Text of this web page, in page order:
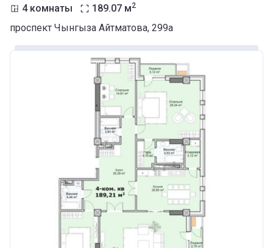
4 комнаты 189.07 м2
проспект Чынгыза Айтматова, 299а